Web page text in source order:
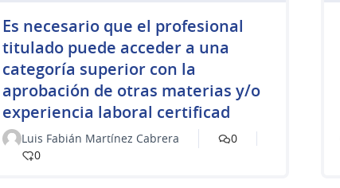
Es necesario que el profesional
titulado puede acceder a una
categoría superior con la
aprobación de otras materias y/o
experiencia laboral certificad
Luis Fabián Martínez Cabrera
0
0